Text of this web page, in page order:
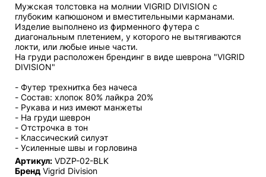
Мужская толстовка на молнии VIGRID DIVISION с
глубоким капюшоном и вместительными карманами.
Изделие выполнено из фирменного футера с
диагональным плетением, у которого не вытягиваются
локти, или любые иные части.
На груди расположен брендинг в виде шеврона "VIGRID
DIVISION"
- Футер трехнитка без начеса
- Состав: хлопок 80% лайкра 20%
- Рукава и низ имеют манжеты
- На груди шеврон
- Отстрочка в тон
- Классический силуэт
- Усиленные швы и горловина
Артикул: VDZP-02-BLK
Бренд Vigrid Division